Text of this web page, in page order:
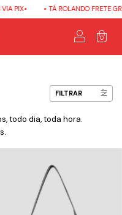
• TÁ ROLANDO FRETE GRÁTIS
0
FILTRAR
todo dia, toda hora.